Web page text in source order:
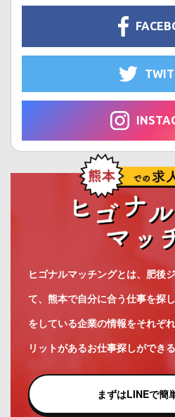
ヒゴナルマッチングとは、肥後
て、熊本で自分に合う仕事を探
をしている企業の情報をそれぞ
リットがあるお仕事探しができ
まずはLINEで簡